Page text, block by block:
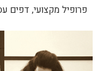
פרופיל מקצועי, דפים